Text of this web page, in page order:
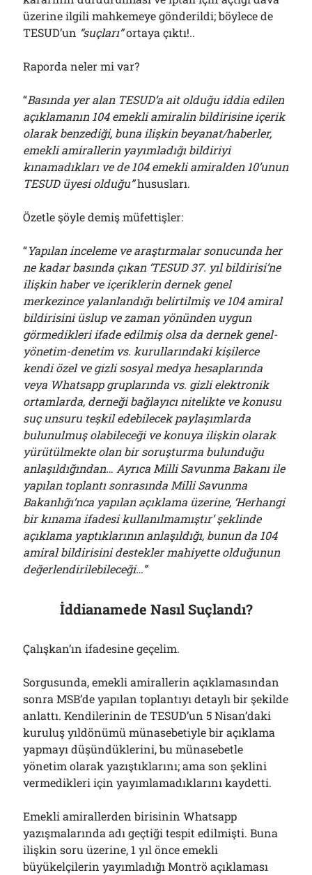
üzerine ilgili mahkemeye gönderildi; böylece de
TESUD’un “suçları”ortaya çıktı!..
Raporda neler mi var?
“Basında yer alan TESUD’a ait olduğu iddia edilen
açıklamanın 104 emekli amiralin bildirisine içerik
olarak benzediği, buna ilişkin beyanat/haberler,
emekli amirallerin yayımladığı bildiriyi
kınamadıkları ve de 104 emekli amiralden 10’unun
TESUD üyesi olduğu”hususları.
Özetle şöyle demiş müfettişler:
“Yapılan inceleme ve araştırmalar sonucunda her
ne kadar basında çıkan ‘TESUD 37. yıl bildirisi’ne
ilişkin haber ve içeriklerin dernek genel
merkezince yalanlandığı belirtilmiş ve 104 amiral
bildirisini üslup ve zaman yönünden uygun
görmedikleri ifade edilmiş olsa da dernek genel-
yönetim-denetim vs. kurullarındaki kişilerce
kendi özel ve gizli sosyal medya hesaplarında
veya Whatsapp gruplarında vs. gizli elektronik
ortamlarda, derneği bağlayıcı nitelikte ve konusu
suç unsuru teşkil edebilecek paylaşımlarda
bulunulmuş olabileceği ve konuya ilişkin olarak
yürütülmekte olan bir soruşturma bulunduğu
anlaşıldığından… Ayrıca Milli Savunma Bakanı ile
yapılan toplantı sonrasında Milli Savunma
Bakanlığı’nca yapılan açıklama üzerine, ‘Herhangi
bir kınama ifadesi kullanılmamıştır’ şeklinde
açıklama yaptıklarının anlaşıldığı, bunun da 104
amiral bildirisini destekler mahiyette olduğunun
değerlendirilebileceği…”
İddianamede Nasıl Suçlandı?
Çalışkan’ın ifadesine geçelim.
Sorgusunda, emekli amirallerin açıklamasından
sonra MSB’de yapılan toplantıyı detaylı bir şekilde
anlattı. Kendilerinin de TESUD’un 5 Nisan’daki
kuruluş yıldönümü münasebetiyle bir açıklama
yapmayı düşündüklerini, bu münasebetle
yönetim olarak yazıştıklarını; ama son şeklini
vermedikleri için yayımlamadıklarını kaydetti.
Emekli amirallerden birisinin Whatsapp
yazışmalarında adı geçtiği tespit edilmişti. Buna
ilişkin soru üzerine, 1 yıl önce emekli
büyükelçilerin yayımladığı Montrö açıklaması